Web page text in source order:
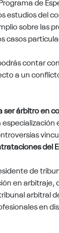
estudios del
sobre las
casos
contar
a un
ser árbitro en
del
de
en arbitraje,
arbitral
en